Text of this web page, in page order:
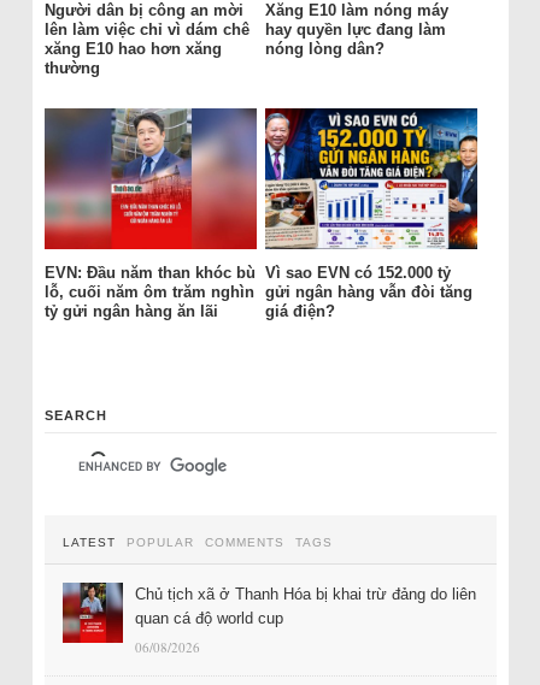
Người dân bị công an mời
lên làm việc chỉ vì dám chê
xăng E10 hao hơn xăng
thường
Xăng E10 làm nóng máy
hay quyền lực đang làm
nóng lòng dân?
EVN: Đầu năm than khóc bù
lỗ, cuối năm ôm trăm nghìn
tỷ gửi ngân hàng ăn lãi
Vì sao EVN có 152.000 tỷ
gửi ngân hàng vẫn đòi tăng
giá điện?
SEARCH
LATEST POPULAR COMMENTS TAGS
Chủ tịch xã ở Thanh Hóa bị khai trừ đảng do liên
quan cá độ world cup
06/08/2026